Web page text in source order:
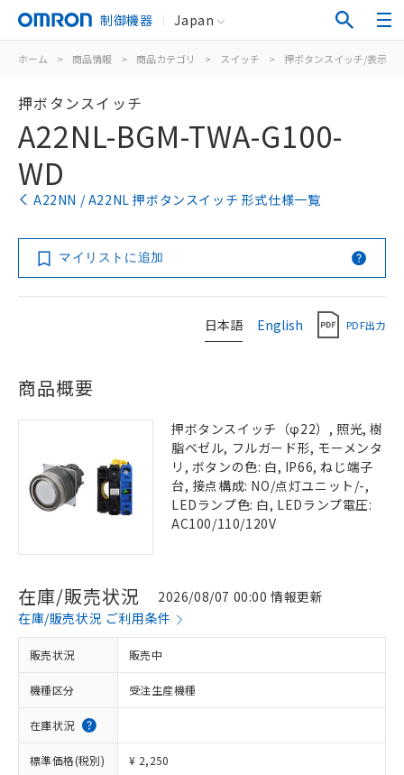
制御機器 Japan
ホーム > 商品情報 > 商品カテゴリ > スイッチ > 押ボタンスイッチ/表示灯
押ボタンスイッチ
A22NL-BGM-TWA-G100-
WD
A22NN / A22NL 押ボタンスイッチ 形式仕様一覧
マイリストに追加
日本語 English PDF出力
商品概要
押ボタンスイッチ（φ22）, 照光, 樹
脂ベゼル, フルガード形, モーメンタ
リ, ボタンの色: 白, IP66, ねじ端子
台, 接点構成: NO/点灯ユニット/-,
LEDランプ色: 白, LEDランプ電圧:
AC100/110/120V
在庫/販売状況
2026/08/07 00:00 情報更新
在庫/販売状況 ご利用条件
販売状況 販売中
機種区分 受注生産機種
在庫状況
標準価格(税別) ¥ 2,250